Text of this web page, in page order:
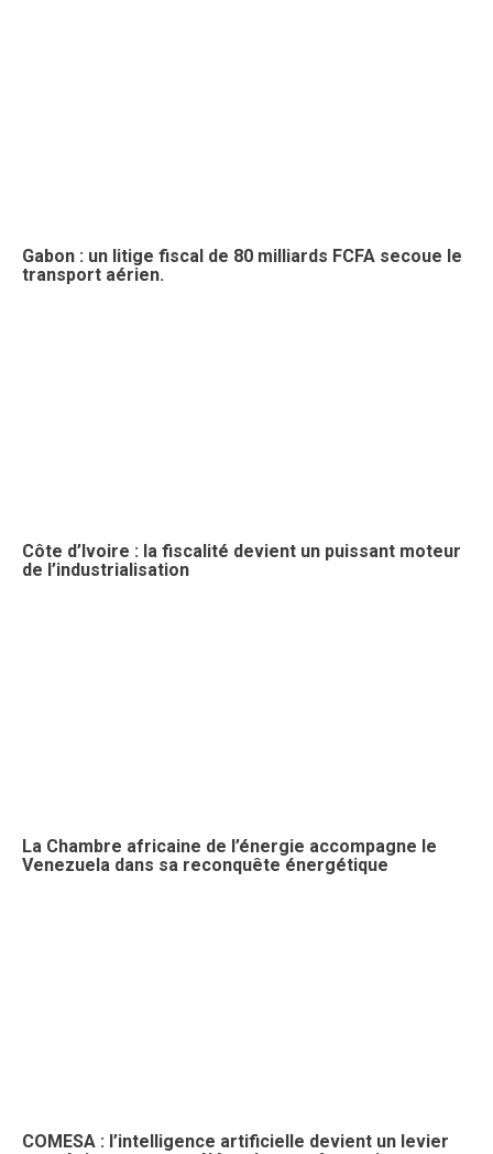
Gabon : un litige fiscal de 80 milliards FCFA secoue le
transport aérien.
Côte d’Ivoire : la fiscalité devient un puissant moteur
de l’industrialisation
La Chambre africaine de l’énergie accompagne le
Venezuela dans sa reconquête énergétique
COMESA : l’intelligence artificielle devient un levier